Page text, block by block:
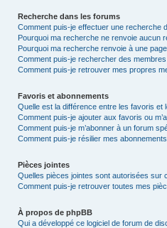
Recherche dans les forums
Comment puis-je effectuer une recherche
Pourquoi ma recherche ne renvoie aucun
Pourquoi ma recherche renvoie à une
Comment puis-je rechercher des
Comment puis-je retrouver mes propres
Favoris et abonnements
Quelle est la différence entre les favoris et
Comment puis-je ajouter aux favoris ou
Comment puis-je m’abonner à un forum
Comment puis-je résilier mes
Pièces jointes
Quelles pièces jointes sont autorisées sur
Comment puis-je retrouver toutes mes
À propos de phpBB
Qui a développé ce logiciel de forum de